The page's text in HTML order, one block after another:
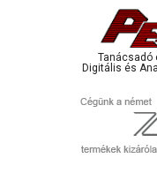
Tanácsadó
Digitális és